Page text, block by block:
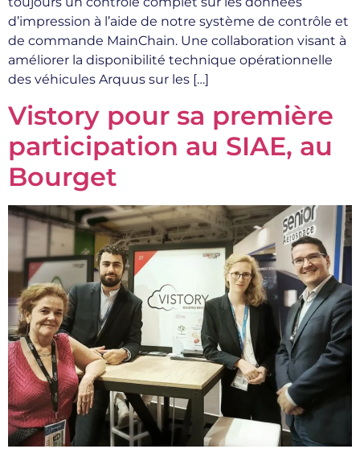
d’impression à l’aide de notre système de contrôle et
de commande MainChain. Une collaboration visant à
améliorer la disponibilité technique opérationnelle
des véhicules Arquus sur les […]
Vistory pour sa première
participation au SIAE, au
Bourget